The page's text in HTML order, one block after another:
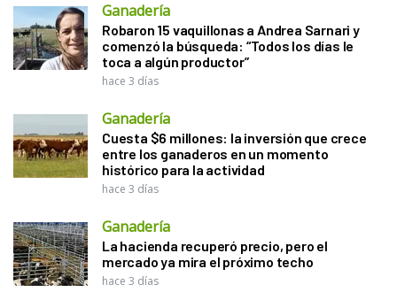
Ganadería
Robaron 15 vaquillonas a Andrea Sarnari y
comenzó la búsqueda: “Todos los días le
toca a algún productor”
hace 3 días
Ganadería
Cuesta $6 millones: la inversión que crece
entre los ganaderos en un momento
histórico para la actividad
hace 3 días
Ganadería
La hacienda recuperó precio, pero el
mercado ya mira el próximo techo
hace 3 días